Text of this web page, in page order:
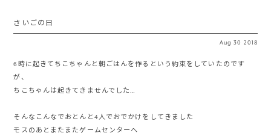
さいごの日
Aug 30 2018
6時に起きてちこちゃんと朝ごはんを作るという約束をしていたのです
が、
ちこちゃんは起きてきませんでした…
そんなこんなでおとんと4人でおでかけをしてきました
モスのあとまたまたゲームセンターへ